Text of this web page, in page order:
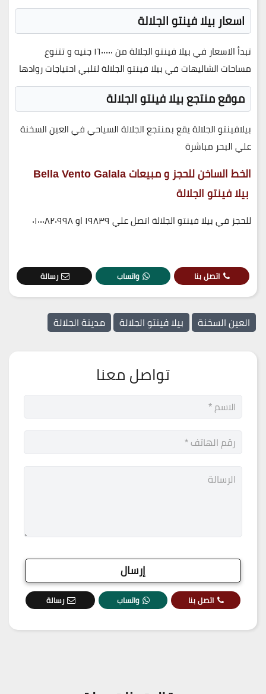
اسعار بيلا فينتو الجلالة
تبدأ الاسعار في بيلا فينتو الجلالة من ١٦٠٠٠٠٠ جنيه و تتنوع
مساحات الشاليهات في بيلا فينتو الجلالة لتلبي احتياجات روادها
موقع منتجع بيلا فينتو الجلالة
بيلافينتو الجلالة يقع بمنتجع الجلالة السياحي في العين السخنة
علي البحر مباشرة
الخط الساخن للحجز و مبيعات Bella Vento Galala
بيلا فينتو الجلالة
للحجز في بيلا فينتو الجلالة اتصل علي ١٩٨٣٩ او ٠١٠٠٠٨٢٠٩٩٨
اتصل بنا واتساب رسالة
العين السخنة بيلا فينتو الجلالة مدينة الجلالة
تواصل معنا
اتصل بنا واتساب رسالة